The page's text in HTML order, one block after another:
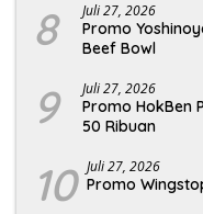
8 Juli 27, 2026
Promo
Beef Bowl
9 Juli 27, 2026
Promo HokBen
50 Ribuan
10 Juli 27, 2026
Promo